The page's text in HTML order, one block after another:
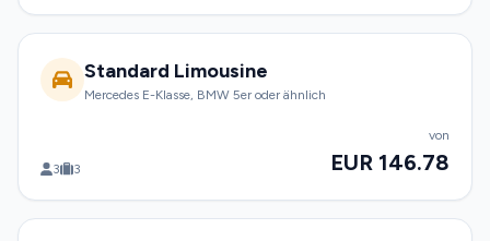
Standard Limousine
Mercedes E-Klasse, BMW 5er oder ähnlich
3 3
von
EUR 146.78